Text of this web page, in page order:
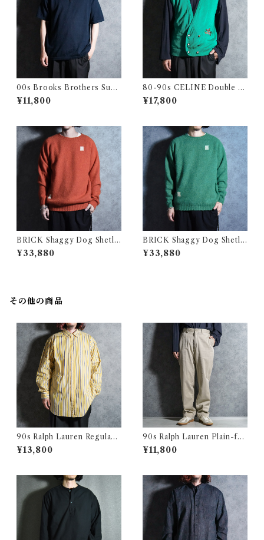
00s Brooks Brothers Supi
ma Cotton Knit Polo ブルッ
クスブラザーズ スーピマコッ
¥11,800
80-90s CELINE Double B
reasted Embroidery Knit V
est セリーヌ ダブル ブレステ
¥17,800
BRICK Shaggy Dog Shetla
nd Wool Knit Sweater Cre
w Neck FLAME ブリック シ
¥33,880
BRICK Shaggy Dog Shetla
nd Wool Knit Sweater Cre
w Neck EVER GREENブリ
¥33,880
その他の商品
90s Ralph Lauren Regular
Collar Check Shirts CURH
AM SPORT ラルフローレン
¥13,800
90s Ralph Lauren Plain-fro
nt Chino Trousers PROSP
ECT PANTS Beige ラルフロ
スペクトパンツ ベージュ
¥11,800